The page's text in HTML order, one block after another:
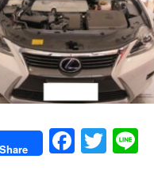
Share
FacebookTwitter